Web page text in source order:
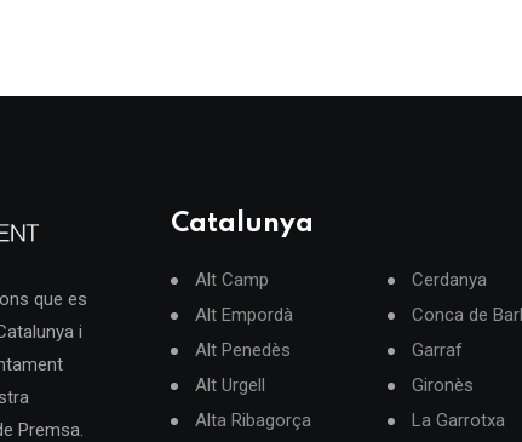
que es
i
Premsa.
Catalunya
Alt Camp
Alt Empordà
Alt Penedès
Alt Urgell
Alta Ribagorça
Cerdanya
Conca de
Garraf
Gironès
La Garrotxa